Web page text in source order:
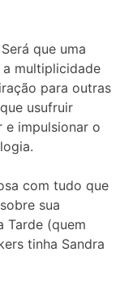
que uma
multiplicidade
para outras
usufruir
e impulsionar o
com tudo que
sua
Tarde (quem
tinha Sandra